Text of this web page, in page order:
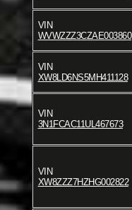
VIN
WVWZZZ3CZAE003860
VIN
XW8LD6NS5MH411128
VIN
3N1FCAC11UL467673
VIN
XW8ZZZ7HZHG002822